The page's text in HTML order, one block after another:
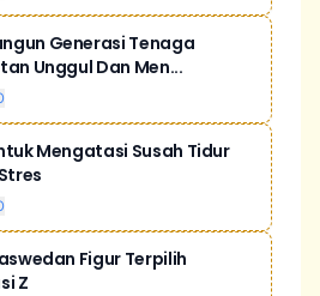
Generasi Tenaga
Unggul Dan Men...
Mengatasi Susah Tidur
Figur Terpilih
Z